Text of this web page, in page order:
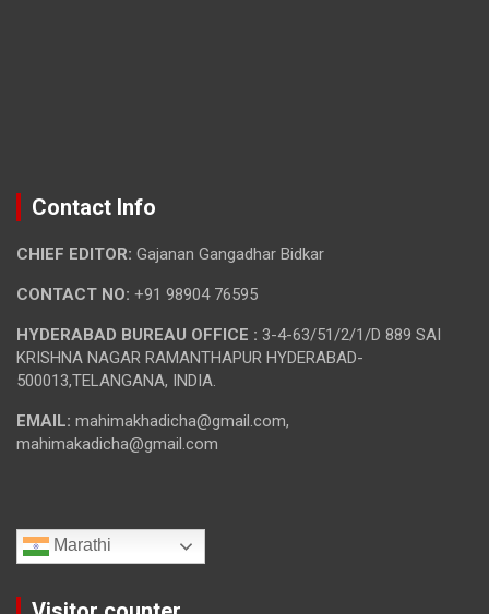
Contact Info
CHIEF EDITOR: Gajanan Gangadhar Bidkar
CONTACT NO: +91 98904 76595
HYDERABAD BUREAU OFFICE : 3-4-63/51/2/1/D 889 SAI
KRISHNA NAGAR RAMANTHAPUR HYDERABAD-
500013,TELANGANA, INDIA.
EMAIL: mahimakhadicha@gmail.com,
mahimakadicha@gmail.com
Marathi